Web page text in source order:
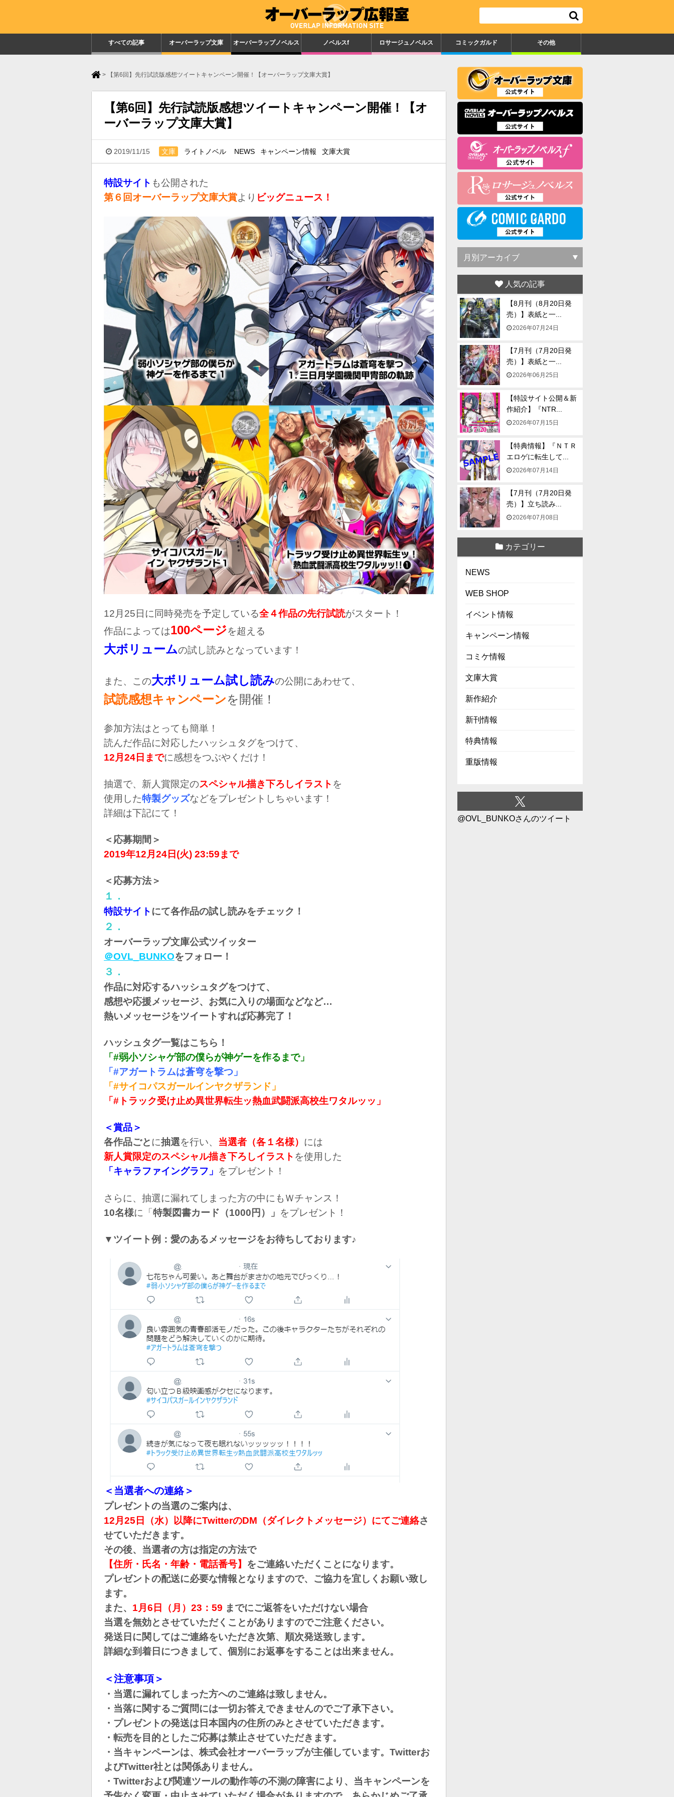
すべての記事 オーバーラップ文庫 オーバーラップノベルス ノベルスf ロサージュノベルス コミックガルド その他
> 【第6回】先行試読版感想ツイートキャンペーン開催！【オーバーラップ文庫大賞】
【第6回】先行試読版感想ツイートキャンペーン開催！【オ
ーバーラップ文庫大賞】
2019/11/15 文庫 ライトノベル NEWS キャンペーン情報 文庫大賞
特設サイト も公開された
第６回オーバーラップ文庫大賞より ビッグニュース！
12月25日に同時発売を予定している全４作品の先行試読がスタート！
作品によっては100ページを超える
大ボリュームの試し読みとなっています！
また、この大ボリューム試し読みの公開にあわせて、
試読感想キャンペーンを開催！
参加方法はとっても簡単！
読んだ作品に対応したハッシュタグをつけて、
12月24日までに感想をつぶやくだけ！
抽選で、新人賞限定のスペシャル描き下ろしイラスト を
使用した特製グッズなどをプレゼントしちゃいます！
詳細は下記にて！
＜応募期間＞
2019年12月24日(火) 23:59まで
＜応募方法＞
１．
特設サイト にて各作品の試し読みをチェック！
２．
オーバーラップ文庫公式ツイッター
＠OVL_BUNKOをフォロー！
３．
作品に対応するハッシュタグをつけて、
感想や応援メッセージ、お気に入りの場面などなど…
熱いメッセージをツイートすれば応募完了！
ハッシュタグ一覧はこちら！
「#弱小ソシャゲ部の僕らが神ゲーを作るまで」
「#アガートラムは蒼穹を撃つ」
「#サイコパスガールインヤクザランド」
「#トラック受け止め異世界転生ッ熱血武闘派高校生ワタルッッ」
＜賞品＞
各作品ごと に抽選を行い、 当選者（各１名様） には
新人賞限定のスペシャル描き下ろしイラスト を使用した
「キャラファイングラフ」 をプレゼント！
さらに、抽選に漏れてしまった方の中にもＷチャンス！
10名様に「特製図書カード（1000円）」 をプレゼント！
▼ツイート例：愛のあるメッセージをお待ちしております♪
＜当選者への連絡＞
プレゼントの当選のご案内は、
12月25日（水）以降にTwitterのDM（ダイレクトメッセージ）にてご連絡さ
せていただきます。
その後、当選者の方は指定の方法で
【住所・氏名・年齢・電話番号】 をご連絡いただくことになります。
プレゼントの配送に必要な情報となりますので、ご協力を宜しくお願い致し
ます。
また、 1月6日 （月 ）23：59 までにご返答をいただけない場合
当選を無効とさせていただくことがありますのでご注意ください。
発送日に関してはご連絡をいただき次第、順次発送致します。
詳細な到着日につきまして、個別にお返事をすることは出来ません。
＜注意事項＞
・当選に漏れてしまった方へのご連絡は致しません。
・当落に関するご質問には一切お答えできませんのでご了承下さい。
・プレゼントの発送は日本国内の住所のみとさせていただきます。
・転売を目的としたご応募は禁止させていただきます。
・当キャンペーンは、株式会社オーバーラップが主催しています。Twitterお
よびTwitter社とは関係ありません。
・Twitterおよび関連ツールの動作等の不測の障害により、当キャンペーンを
人気の記事
【8月刊（8月20日発
売）】表紙と一...
2026年07月24日
【7月刊（7月20日発
売）】表紙と一...
2026年06月25日
【特設サイト公開＆新
作紹介】『NTR...
2026年07月15日
【特典情報】『ＮＴＲ
エロゲに転生して...
2026年07月14日
【7月刊（7月20日発
売）】立ち読み...
2026年07月08日
カテゴリー
NEWS
WEB SHOP
イベント情報
キャンペーン情報
コミケ情報
文庫大賞
新作紹介
新刊情報
特典情報
重版情報
@OVL_BUNKOさんのツイート